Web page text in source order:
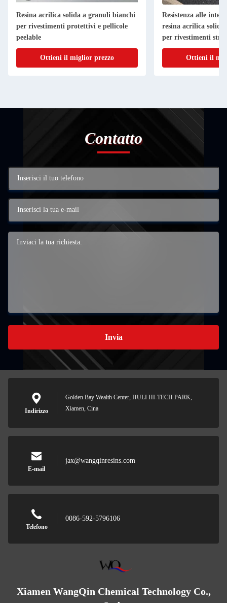
Resina acrilica solida a granuli bianchi
per rivestimenti protettivi e pellicole
peelable
Ottieni il miglior prezzo
Resistenza alle
resina acrilica solida
per rivestimenti
Ottieni il
Contatto
Invia
Indirizzo
Golden Bay Wealth Center, HULI HI-TECH PARK,
Xiamen, Cina
E-mail
jax@wangqinresins.com
Telefono
0086-592-5796106
Xiamen WangQin Chemical Technology Co.,